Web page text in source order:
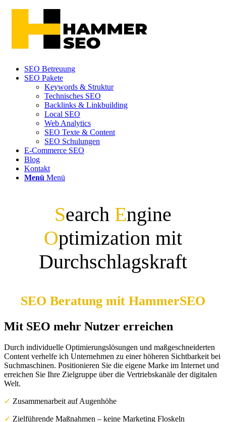
SEO Betreuung
SEO Pakete
Keywords & Struktur
Technisches SEO
Backlinks & Linkbuilding
Local SEO
Web Analytics
SEO Texte & Content
SEO Schulungen
E-Commerce SEO
Blog
Kontakt
Menü Menü
Search Engine
Optimization mit
Durchschlagskraft
SEO Beratung mit HammerSEO
Mit SEO mehr Nutzer erreichen
Durch individuelle Optimierungslösungen und maßgeschneiderten
Content verhelfe ich Unternehmen zu einer höheren Sichtbarkeit bei
Suchmaschinen. Positionieren Sie die eigene Marke im Internet und
erreichen Sie Ihre Zielgruppe über die Vertriebskanäle der digitalen
Welt.
✓ Zusammenarbeit auf Augenhöhe
✓ Zielführende Maßnahmen – keine Marketing Floskeln